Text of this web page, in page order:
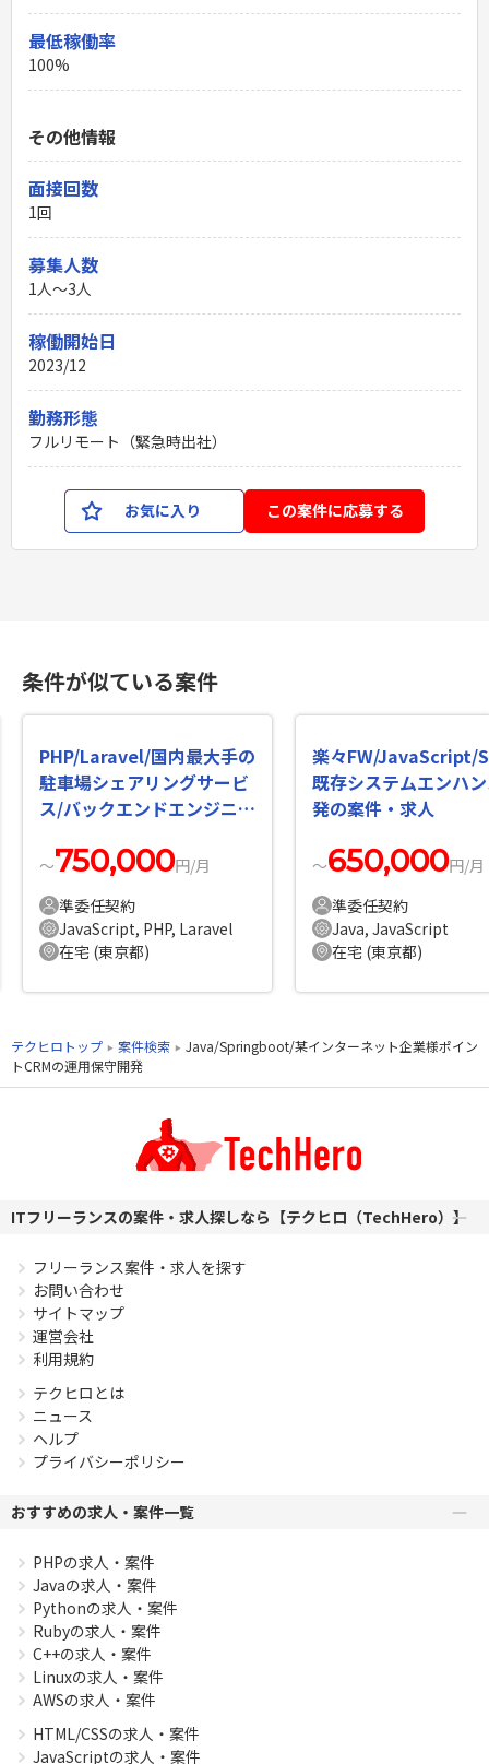
最低稼働率
100%
その他情報
面接回数
1回
募集人数
1人～3人
稼働開始日
2023/12
勤務形態
フルリモート（緊急時出社）
お気に入り この案件に応募する
条件が似ている案件
PHP/Laravel/国内最大手の
駐車場シェアリングサービ
ス/バックエンドエンジニア
〜750,000円/月
準委任契約
JavaScript, PHP, Laravel
在宅 (東京都)
楽々FW/JavaScript/
既存システムエンハ
発の案件・求人
〜650,000円/月
準委任契約
Java, JavaScript
在宅 (東京都)
テクヒロトップ 案件検索
Java/Springboot/某インターネット企業様ポイン
トCRMの運用保守開発
ITフリーランスの案件・求人探しなら【テクヒロ（TechHero）】
フリーランス案件・求人を探す
お問い合わせ
サイトマップ
運営会社
利用規約
テクヒロとは
ニュース
ヘルプ
プライバシーポリシー
おすすめの求人・案件一覧
PHPの求人・案件
Javaの求人・案件
Pythonの求人・案件
Rubyの求人・案件
C++の求人・案件
Linuxの求人・案件
AWSの求人・案件
HTML/CSSの求人・案件
JavaScriptの求人・案件